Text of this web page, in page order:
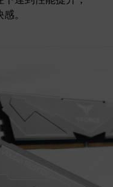
。